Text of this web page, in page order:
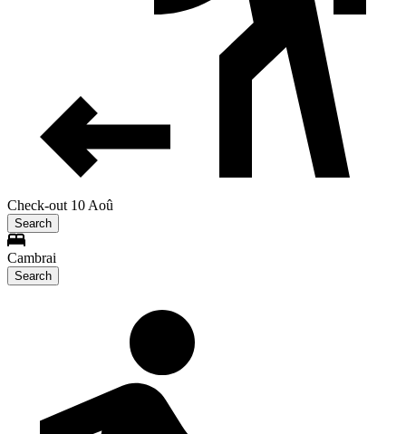
Check-out 10 Aoû
Search
Cambrai
Search